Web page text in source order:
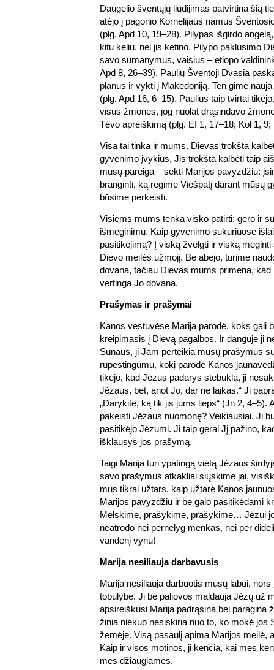
Daugelio šventųjų liudijimas patvirtina šią
atėjo į pagonio Kornelijaus namus
(plg. Apd 10, 19–28). Pilypas išgirdo
kitu keliu, nei jis ketino. Pilypo paklusimo
savo sumanymus, vaisius – etiopo
Apd 8, 26–39). Paulių Šventoji Dvasia
planus ir vykti į Makedoniją. Ten gimė
(plg. Apd 16, 6–15). Paulius taip tvirtai
visus žmones, jog nuolat drąsindavo
Tėvo apreiškimą (plg. Ef 1, 17–18; Kol 1,
Visa tai tinka ir mums. Dievas trokšta
gyvenimo įvykius, Jis trokšta kalbėti taip
mūsų pareiga – sekti Marijos pavyzdžiu:
branginti, ką regime Viešpatį darant mūsų
būsime perkeisti.
Visiems mums tenka visko patirti: gero ir
išmėginimų. Kaip gyvenimo sūkuriuose
pasitikėjimą? Į viską žvelgti ir viską mėginti
Dievo meilės užmojį. Be abejo, turime
dovana, tačiau Dievas mums primena, kad
vertinga Jo dovana.
Prašymas ir prašymai
Kanos vestuvėse Marija parodė, koks gali
kreipimasis į Dievą pagalbos. Ir danguje ji
Sūnaus, ji Jam perteikia mūsų prašymus
rūpestingumu, kokį parodė Kanos
tikėjo, kad Jėzus padarys stebuklą, ji
Jėzaus, bet, anot Jo, dar ne laikas.“ Ji
„Darykite, ką tik jis jums lieps“ (Jn 2, 4–5).
pakeisti Jėzaus nuomonę? Veikiausiai. Ji
pasitikėjo Jėzumi. Ji taip gerai Jį pažino,
išklausys jos prašymą.
Taigi Marija turi ypatingą vietą Jėzaus
savo prašymus atkakliai siųskime jai,
mus tikrai užtars, kaip užtarė Kanos
Marijos pavyzdžiu ir be galo pasitikėdami
Melskime, prašykime, prašykime… Jėzui
neatrodo nei pernelyg menkas, nei per
vandenį vynu!
Marija nesiliauja darbavusis
Marija nesiliauja darbuotis mūsų labui,
tobulybe. Ji be paliovos maldauja Jėzų už
apsireiškusi Marija padrąsina bei paragina
žinia niekuo nesiskiria nuo to, ko mokė jos
žemėje. Visą pasaulį apima Marijos meilė,
Kaip ir visos motinos, ji kenčia, kai mes
mes džiaugiamės.